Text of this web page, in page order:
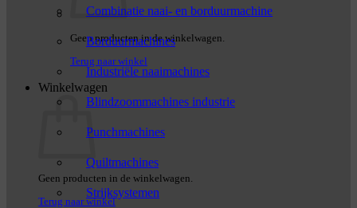
Geen producten in de winkelwagen.
Terug naar winkel
Winkelwagen
Geen producten in de winkelwagen.
Terug naar winkel
Combinatie naai- en borduurmachine
Borduurmachines
Industriële naaimachines
Blindzoommachines industrie
Punchmachines
Quiltmachines
Strijksystemen